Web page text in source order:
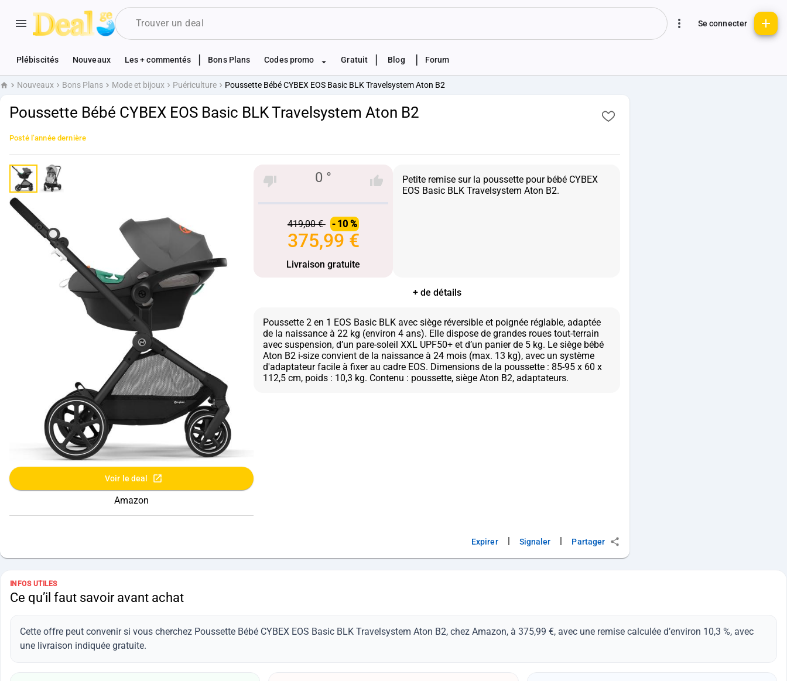
Se connecter
Plébiscités Nouveaux Les + commentés Bons Plans Codes promo Gratuit Blog Forum
AccueilNouveaux Bons Plans Mode et bijoux Puériculture Poussette Bébé CYBEX EOS Basic BLK Travelsystem Aton B2
Poussette Bébé CYBEX EOS Basic BLK Travelsystem Aton B2
Posté l’année dernière
Voir le deal
Amazon
0 °
419,00 € - 10 %
375,99 €
Livraison gratuite
Petite remise sur la poussette pour bébé CYBEX
+ de détails
Poussette 2 en 1 EOS Basic BLK avec siège réversible et poignée réglable, adaptée
de la naissance à 22 kg (environ 4 ans). Elle dispose de grandes roues tout-terrain
avec suspension, d’un pare-soleil XXL UPF50+ et d’un panier de 5 kg. Le siège bébé
Aton B2 i-size convient de la naissance à 24 mois (max. 13 kg), avec un système
d'adaptateur facile à fixer au cadre EOS. Dimensions de la poussette : 85-95 x 60 x
Expirer Signaler Partager
INFOS UTILES
Ce qu’il faut savoir avant achat
Cette offre peut convenir si vous cherchez Poussette Bébé CYBEX EOS Basic BLK Travelsystem Aton B2, chez Amazon, à 375,99 €, avec une remise calculée d’environ 10,3 %, avec
une livraison indiquée gratuite.